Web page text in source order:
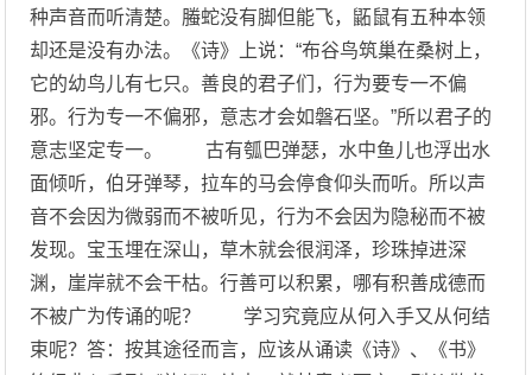
种声音而听清楚。螣蛇没有脚但能飞，鼫鼠有五种本领
却还是没有办法。《诗》上说：“布谷鸟筑巢在桑树上，
它的幼鸟儿有七只。善良的君子们，行为要专一不偏
邪。行为专一不偏邪，意志才会如磐石坚。”所以君子的
意志坚定专一。 古有瓠巴弹瑟，水中鱼儿也浮出水
面倾听，伯牙弹琴，拉车的马会停食仰头而听。所以声
音不会因为微弱而不被听见，行为不会因为隐秘而不被
发现。宝玉埋在深山，草木就会很润泽，珍珠掉进深
渊，崖岸就不会干枯。行善可以积累，哪有积善成德而
不被广为传诵的呢？ 学习究竟应从何入手又从何结
束呢？答：按其途径而言，应该从诵读《诗》、《书》